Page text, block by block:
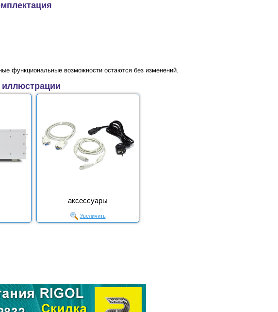
функциональные возможности остаются без изменений.
аксессуары
Увеличить